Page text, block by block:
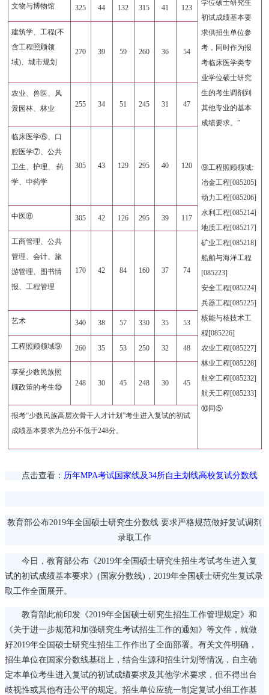
学位硕士研究生
初试成绩基本要
求供招生单位参
考，同时作为报
考临床医学类专
业学位硕士研究
生的考生调剂到
其他专业的基本
成绩要求。”
⑨工程照顾领域:
冶金工程[085205]
动力工程[085206]
水利工程[085214]
地质工程[085217]
矿业工程[085218]
船舶与海洋工程
[085223]
安全工程[085224]
兵器工程[085225]
核能与核技术工
程[085226]
农业工程[085227]
林业工程[085228]
航空工程[085232]
航天工程[085233]
⑩同⑤
文物与博物馆 325 44 132 315 41 123
建筑学、工程(不
含工程照顾领
域)、城市规划
270 39 59 260 36 54
农业、兽医、风
景园林、林业
255 34 51 245 31 47
临床医学⑥、口
腔医学⑦、公共
卫生、护理、 药
学、中药学
305 43 129 295 40 120
中医⑧ 305 42 126 295 39 117
工商管理、公共
管理、会计、旅
游管理、图书情
报、工程管理
170 42 84 160 37 74
艺术 340 38 57 330 35 53
工程照顾领域⑨ 260 35 53 250 32 48
享受少数民族照
顾政策的考生⑩
248 30 45 248 30 45
报考“少数民族高层次骨干人才计划”考生进入复试的初试
成绩基本要求为总分不低于248分。
点击查看： 历年MPA考试国家线及34所自主划线高校复试分数线
教育部公布2019年全国硕士研究生分数线 要求严格规范做好复试调剂
录取工作
今日，教育部公布《2019年全国硕士研究生招生考试考生进入复
试的初试成绩基本要求》(国家分数线)，2019年全国硕士研究生复试录
取工作全面展开。
教育部此前印发《2019年全国硕士研究生招生工作管理规定》和
《关于进一步规范和加强研究生考试招生工作的通知》等文件，就做
好2019年全国硕士研究生招生工作作出了全面部署。有关文件明确，
招生单位在国家分数线基础上，结合生源和招生计划等情况，自主确
定本单位考生进入复试的初试成绩要求及其他学术要求，但不得出台
歧视性或其他有违公平的规定。招生单位应统一制定复试小组工作基